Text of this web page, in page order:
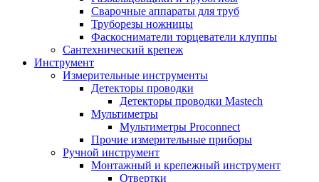
Сварочные аппараты для труб
Труборезы ножницы
Фаскосниматели торцеватели клуппы
Сантехнический крепеж
Инструмент
Измерительные инструменты
Детекторы проводки
Детекторы проводки Mastech
Мультиметры
Мультиметры Proconnect
Прочие измерительные приборы
Ручной инструмент
Монтажный и крепежный инструмент
Отвертки